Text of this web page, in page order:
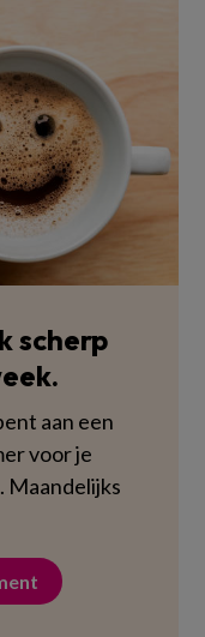
scherp
aan een
voor je
Maandelijks